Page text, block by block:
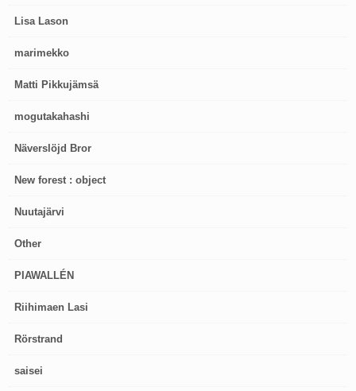
Lisa Lason
marimekko
Matti Pikkujämsä
mogutakahashi
Näverslöjd Bror
New forest : object
Nuutajärvi
Other
PIAWALLÉN
Riihimaen Lasi
Rörstrand
saisei